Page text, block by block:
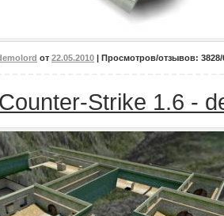
от 22.05.2010 | Просмотров/отзывов: 3828/
Strike 1.6 -